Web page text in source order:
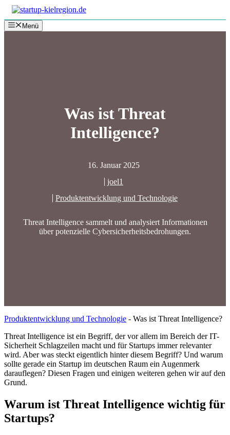
Zum
Inhalt
springenMenü
Was ist Threat
Intelligence?
16. Januar 2025
joel1
Produktentwicklung und Technologie
Threat Intelligence sammelt und analysiert Informationen
über potenzielle Cybersicherheitsbedrohungen.
Produktentwicklung und Technologie - Was ist Threat Intelligence?
Threat Intelligence ist ein Begriff, der vor allem im Bereich der IT-
Sicherheit Schlagzeilen macht und für Startups immer relevanter
wird. Aber was steckt eigentlich hinter diesem Begriff? Und warum
sollte gerade ein Startup im deutschen Raum ein Augenmerk
darauflegen? Diesen Fragen und einigen weiteren gehen wir auf den
Grund.
Warum ist Threat Intelligence wichtig für
Startups?